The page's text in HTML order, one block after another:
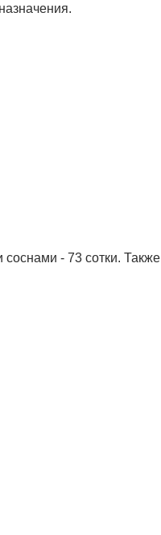
назначения.
- 73 сотки. Также